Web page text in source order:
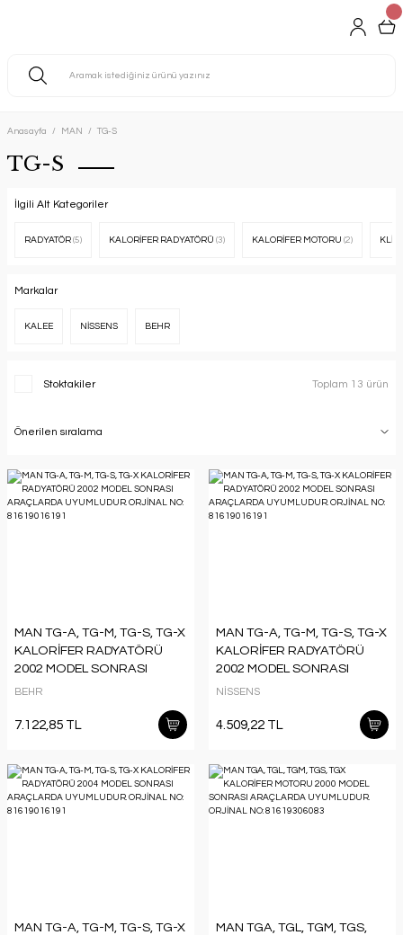
Anasayfa MAN TG-S
TG-S
İlgili Alt Kategoriler
RADYATÖR (5) KALORİFER RADYATÖRÜ (3) KALORİFER MOTORU (2)
Markalar
KALEE NİSSENS BEHR
Stoktakiler Toplam 13 ürün
MAN TG-A, TG-M, TG-S, TG-X
KALORİFER RADYATÖRÜ
2002 MODEL SONRASI
ARAÇLARDA UYUMLUDUR.
BEHR
7.122,85 TL
MAN TG-A, TG-M, TG-S, TG-X
KALORİFER RADYATÖRÜ
2002 MODEL SONRASI
ARAÇLARDA UYUMLUDUR.
NİSSENS
4.509,22 TL
MAN TG-A, TG-M, TG-S, TG-X
MAN TGA, TGL, TGM, TGS,